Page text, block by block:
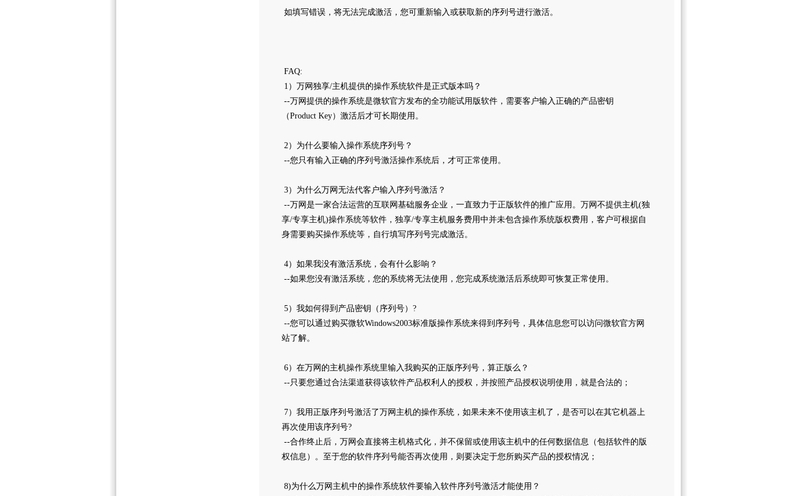
如填写错误，将无法完成激活，您可重新输入或获取新的序列号进行激活。
FAQ:
1）万网独享/主机提供的操作系统软件是正式版本吗？
--万网提供的操作系统是微软官方发布的全功能试用版软件，需要客户输入正确的产品密钥
（Product Key）激活后才可长期使用。
2）为什么要输入操作系统序列号？
--您只有输入正确的序列号激活操作系统后，才可正常使用。
3）为什么万网无法代客户输入序列号激活？
--万网是一家合法运营的互联网基础服务企业，一直致力于正版软件的推广应用。万网不提供主机(独
享/专享主机)操作系统等软件，独享/专享主机服务费用中并未包含操作系统版权费用，客户可根据自
身需要购买操作系统等，自行填写序列号完成激活。
4）如果我没有激活系统，会有什么影响？
--如果您没有激活系统，您的系统将无法使用，您完成系统激活后系统即可恢复正常使用。
5）我如何得到产品密钥（序列号）?
--您可以通过购买微软Windows2003标准版操作系统来得到序列号，具体信息您可以访问微软官方网
站了解。
6）在万网的主机操作系统里输入我购买的正版序列号，算正版么？
--只要您通过合法渠道获得该软件产品权利人的授权，并按照产品授权说明使用，就是合法的；
7）我用正版序列号激活了万网主机的操作系统，如果未来不使用该主机了，是否可以在其它机器上
再次使用该序列号?
--合作终止后，万网会直接将主机格式化，并不保留或使用该主机中的任何数据信息（包括软件的版
权信息）。至于您的软件序列号能否再次使用，则要决定于您所购买产品的授权情况；
8)为什么万网主机中的操作系统软件要输入软件序列号激活才能使用？